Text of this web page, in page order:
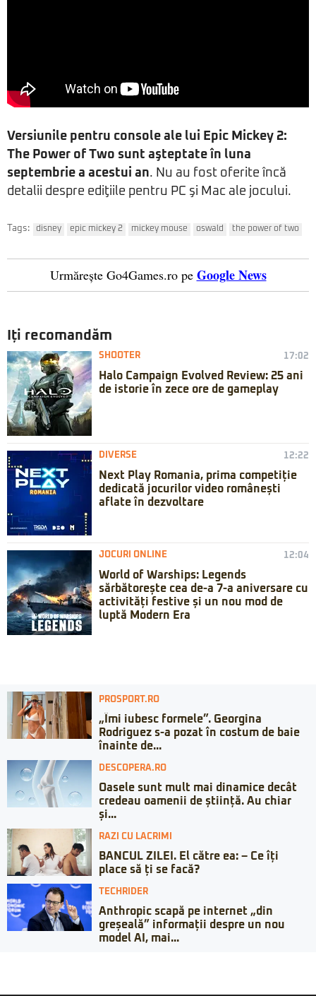
Versiunile pentru console ale lui Epic Mickey 2:
The Power of Two sunt aşteptate în luna
septembrie a acestui an. Nu au fost oferite încă
detalii despre ediţiile pentru PC şi Mac ale jocului.
Tags: disney epic mickey 2 mickey mouse oswald the power of two
Urmărește Go4Games.ro pe Google News
Iți recomandăm
SHOOTER 17:02
Halo Campaign Evolved Review: 25 ani
de istorie în zece ore de gameplay
DIVERSE 12:22
Next Play Romania, prima competiție
dedicată jocurilor video românești
aflate în dezvoltare
JOCURI ONLINE 12:04
World of Warships: Legends
sărbătorește cea de-a 7-a aniversare cu
activități festive și un nou mod de
luptă Modern Era
PROSPORT.RO
„Îmi iubesc formele”. Georgina
Rodriguez s-a pozat în costum de baie
înainte de...
DESCOPERA.RO
Oasele sunt mult mai dinamice decât
credeau oamenii de știință. Au chiar
și...
RAZI CU LACRIMI
BANCUL ZILEI. El către ea: – Ce îți
place să ți se facă?
TECHRIDER
Anthropic scapă pe internet „din
greșeală” informații despre un nou
model AI, mai...